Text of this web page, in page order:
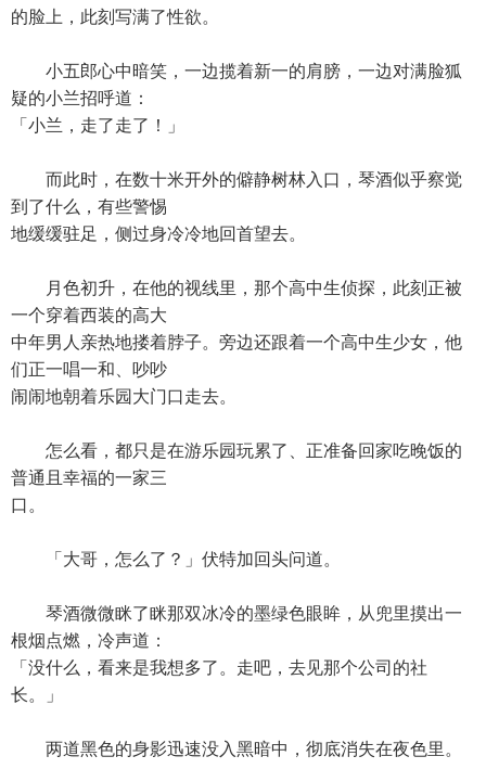
的脸上，此刻写满了性欲。
小五郎心中暗笑，一边揽着新一的肩膀，一边对满脸狐
疑的小兰招呼道：
「小兰，走了走了！」
而此时，在数十米开外的僻静树林入口，琴酒似乎察觉
到了什么，有些警惕
地缓缓驻足，侧过身冷冷地回首望去。
月色初升，在他的视线里，那个高中生侦探，此刻正被
一个穿着西装的高大
中年男人亲热地搂着脖子。旁边还跟着一个高中生少女，他
们正一唱一和、吵吵
闹闹地朝着乐园大门口走去。
怎么看，都只是在游乐园玩累了、正准备回家吃晚饭的
普通且幸福的一家三
口。
「大哥，怎么了？」伏特加回头问道。
琴酒微微眯了眯那双冰冷的墨绿色眼眸，从兜里摸出一
根烟点燃，冷声道：
「没什么，看来是我想多了。走吧，去见那个公司的社
长。」
两道黑色的身影迅速没入黑暗中，彻底消失在夜色里。